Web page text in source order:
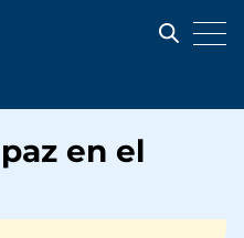
en el